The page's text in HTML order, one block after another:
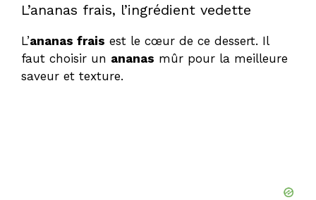
L’ananas frais, l’ingrédient vedette
L’ananas frais est le cœur de ce dessert. Il
faut choisir un ananas mûr pour la meilleure
saveur et texture.